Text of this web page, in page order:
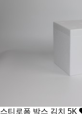
스티로폼 박스 김치 5K